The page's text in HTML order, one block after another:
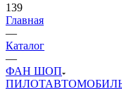
139
Главная
—
Каталог
—
ФАН ШОП
ПИЛОТ